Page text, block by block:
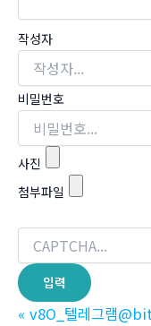
작성자
비밀번호
사진
첨부파일
« v8O_텔레그램